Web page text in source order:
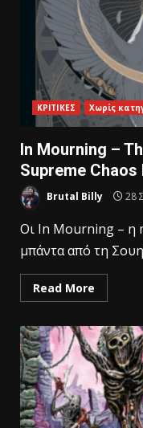
ΚΡΙΤΙΚΕΣ Χωρίς
In Mourning –
Supreme
Brutal Billy 28
Οι In Mourning – η
μπάντα από τη
Read More